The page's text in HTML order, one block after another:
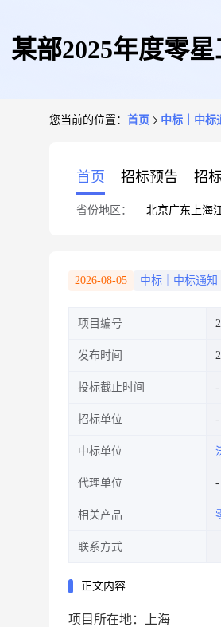
某部2025年度零
您当前的位置： 首页 中标｜中标
首页 招标预告 招
省份地区： 北京广东 上海
2026-08-05 中标｜中标通知
项目编号
发布时间
投标截止时间
招标单位
中标单位
代理单位
相关产品
联系方式
正文内容
项目所在地：上海